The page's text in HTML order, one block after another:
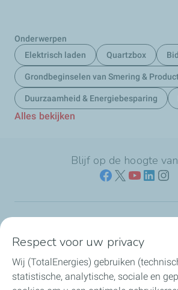
Onderwerpen
Elektrisch laden
Quartzbox
Grondbeginselen van Smering &
Duurzaamheid & Energiebesparing
Alles bekijken
Blijf op de hoogte
Producten & services
Respect voor uw privacy
Wij (TotalEnergies) gebruiken
statistische, analytische, sociale en